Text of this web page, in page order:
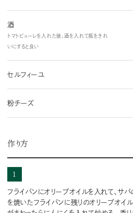
酒
トマトピューレを入れた後、酒を入れて瓶をきれ
いにすると良い
セルフィーユ
粉チーズ
作り方
1
フライパンにオリーブオイルを入れて、サバ
を焼いたフライパンに残りのオリーブオイ